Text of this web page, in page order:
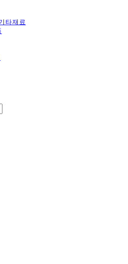
타재료